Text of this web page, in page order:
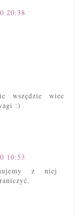
20:38
wszędzie wiec
:)
10:53
z niej